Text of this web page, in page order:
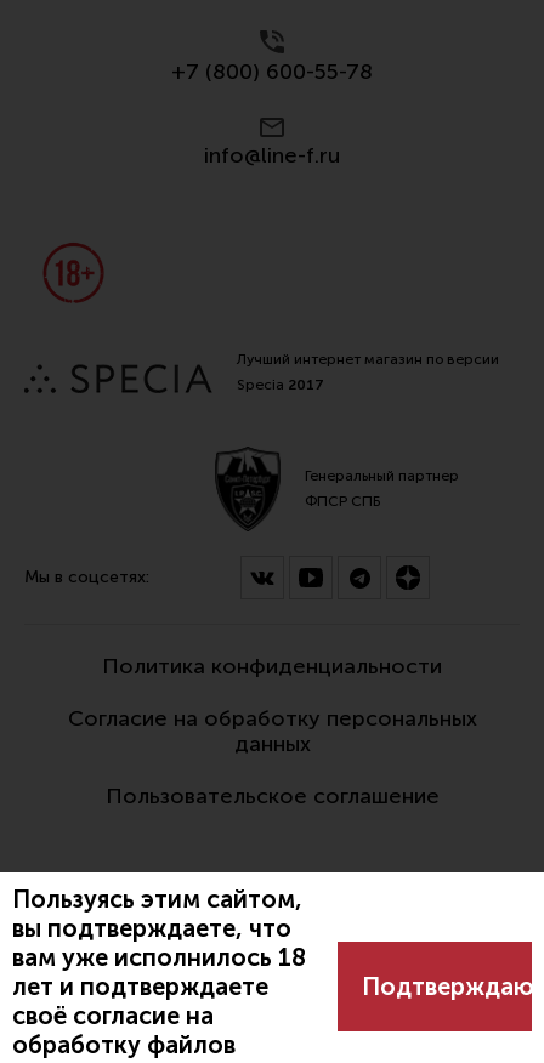
Пользуясь этим сайтом,
вы подтверждаете, что
вам уже исполнилось 18
лет и подтверждаете
своё согласие на
обработку файлов
Подтверждаю
+7 (800) 600-55-78
info@line-f.ru
Лучший интернет магазин по версии
Specia 2017
Генеральный партнер
ФПСР СПБ
Мы в соцсетях:
Политика конфиденциальности
Согласие на обработку персональных
данных
Пользовательское соглашение
Разработано: